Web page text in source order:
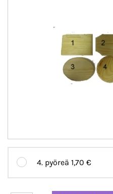
4. pyöreä 1,70 €